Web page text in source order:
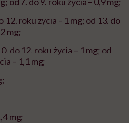
12. roku życia – 1 mg; od 13. do
mg;
do 12. roku życia – 1 mg; od
– 1,1 mg;
mg;